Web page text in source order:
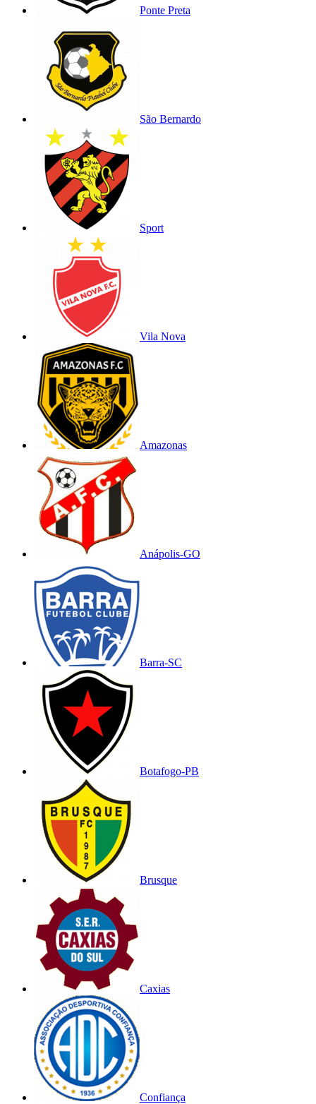
Ponte Preta
São Bernardo
Sport
Vila Nova
Amazonas
Anápolis-GO
Barra-SC
Botafogo-PB
Brusque
Caxias
Confiança